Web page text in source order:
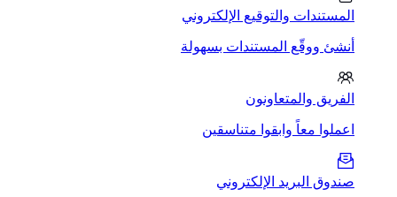
المستندات والتوقيع الإلكتروني
أنشئ ووقّع المستندات بسهولة
الفريق والمتعاونون
اعملوا معاً وابقوا متناسقين
صندوق البريد الإلكتروني